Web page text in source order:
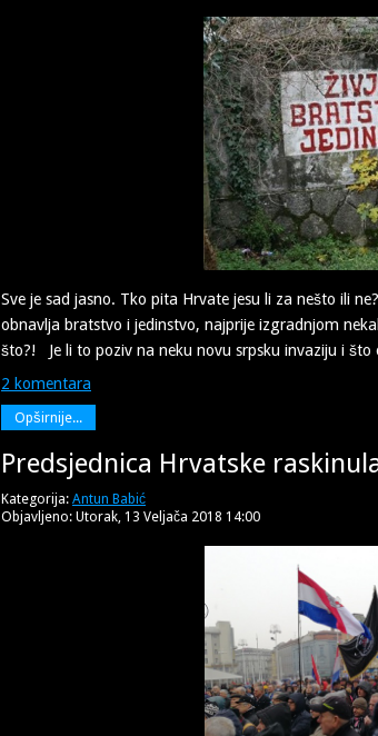
Sve je sad jasno. Tko pita Hrvate jesu li za nešto ili
obnavlja bratstvo i jedinstvo, najprije izgradnjom
što?! Je li to poziv na neku novu srpsku invaziju i
2 komentara
Opširnije...
Predsjednica Hrvatske
Kategorija: Antun Babić
Objavljeno: Utorak, 13 Veljača 2018 14:00